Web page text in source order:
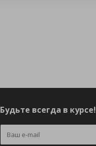
Будьте всегда в курсе!